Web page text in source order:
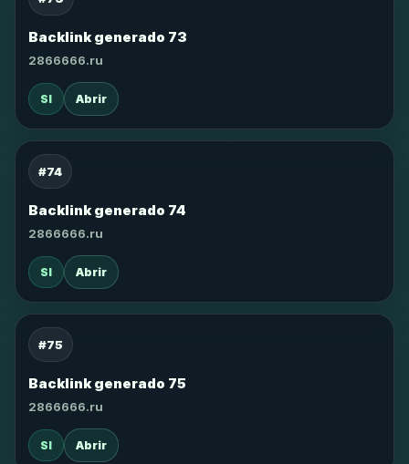
Backlink generado 73
2866666.ru
SI Abrir
#74
Backlink generado 74
2866666.ru
SI Abrir
#75
Backlink generado 75
2866666.ru
SI Abrir